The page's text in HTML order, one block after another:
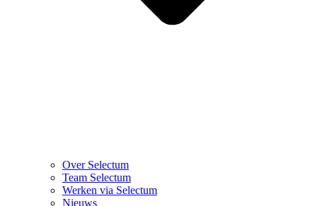
Over Selectum
Team Selectum
Werken via Selectum
Nieuws